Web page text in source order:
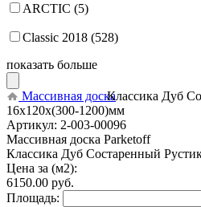
ARCTIC (5)
Classic 2018 (528)
показать больше
Массивная доскаКлассика Дуб
16x120x(300-1200)мм
Артикул: 2-003-00096
Массивная доска Parketoff
Классика Дуб Состаренный
Цена за (м2):
6150.00 руб.
Площадь: